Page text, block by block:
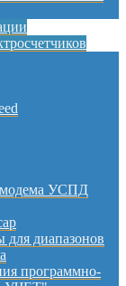
модема УСПД
диапазонов
программно-